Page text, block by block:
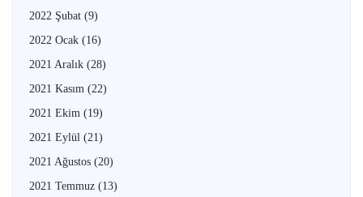
2022 Şubat (9)
2022 Ocak (16)
2021 Aralık (28)
2021 Kasım (22)
2021 Ekim (19)
2021 Eylül (21)
2021 Ağustos (20)
2021 Temmuz (13)